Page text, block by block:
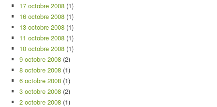
17 octobre 2008 (1)
16 octobre 2008 (1)
13 octobre 2008 (1)
11 octobre 2008 (1)
10 octobre 2008 (1)
9 octobre 2008 (2)
8 octobre 2008 (1)
6 octobre 2008 (1)
3 octobre 2008 (2)
2 octobre 2008 (1)